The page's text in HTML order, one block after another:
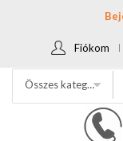
Fiókom
Összes kategória